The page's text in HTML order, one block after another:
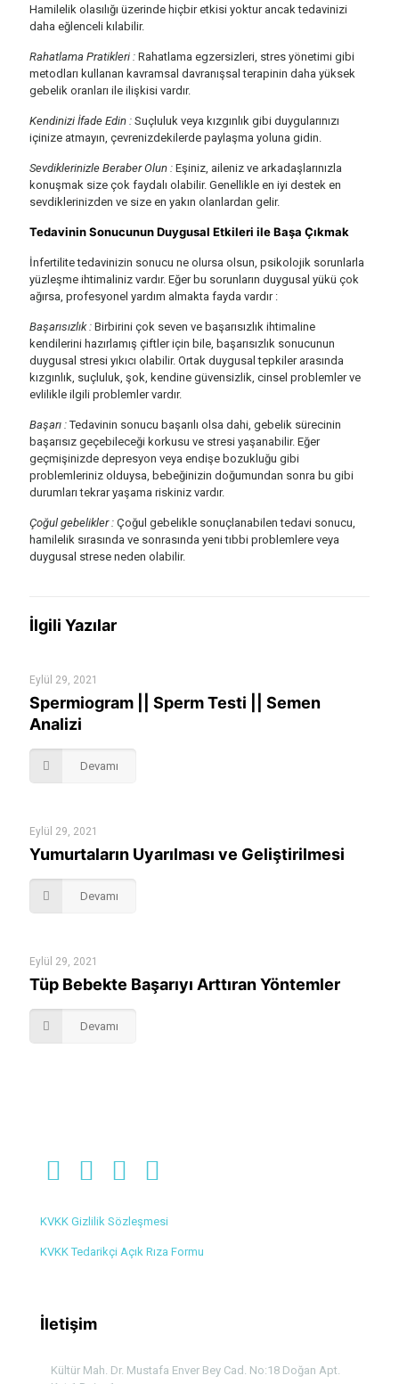
Hamilelik olasılığı üzerinde hiçbir etkisi yoktur ancak tedavinizi
daha eğlenceli kılabilir.
Rahatlama Pratikleri : Rahatlama egzersizleri, stres yönetimi gibi
metodları kullanan kavramsal davranışsal terapinin daha yüksek
gebelik oranları ile ilişkisi vardır.
Kendinizi İfade Edin : Suçluluk veya kızgınlık gibi duygularınızı
içinize atmayın, çevrenizdekilerde paylaşma yoluna gidin.
Sevdiklerinizle Beraber Olun : Eşiniz, aileniz ve arkadaşlarınızla
konuşmak size çok faydalı olabilir. Genellikle en iyi destek en
sevdiklerinizden ve size en yakın olanlardan gelir.
Tedavinin Sonucunun Duygusal Etkileri ile Başa Çıkmak
İnfertilite tedavinizin sonucu ne olursa olsun, psikolojik sorunlarla
yüzleşme ihtimaliniz vardır. Eğer bu sorunların duygusal yükü çok
ağırsa, profesyonel yardım almakta fayda vardır :
Başarısızlık : Birbirini çok seven ve başarısızlık ihtimaline
kendilerini hazırlamış çiftler için bile, başarısızlık sonucunun
duygusal stresi yıkıcı olabilir. Ortak duygusal tepkiler arasında
kızgınlık, suçluluk, şok, kendine güvensizlik, cinsel problemler ve
evlilikle ilgili problemler vardır.
Başarı :Tedavinin sonucu başarılı olsa dahi, gebelik sürecinin
başarısız geçebileceği korkusu ve stresi yaşanabilir. Eğer
geçmişinizde depresyon veya endişe bozukluğu gibi
problemleriniz olduysa, bebeğinizin doğumundan sonra bu gibi
durumları tekrar yaşama riskiniz vardır.
Çoğul gebelikler : Çoğul gebelikle sonuçlanabilen tedavi sonucu,
hamilelik sırasında ve sonrasında yeni tıbbi problemlere veya
duygusal strese neden olabilir.
İlgili Yazılar
Eylül 29, 2021
Spermiogram || Sperm Testi || Semen
Analizi
Devamı
Eylül 29, 2021
Yumurtaların Uyarılması ve Geliştirilmesi
Devamı
Eylül 29, 2021
Tüp Bebekte Başarıyı Arttıran Yöntemler
Devamı
KVKK Gizlilik Sözleşmesi
KVKK Tedarikçi Açık Rıza Formu
İletişim
Kültür Mah. Dr. Mustafa Enver Bey Cad. No:18 Doğan Apt.